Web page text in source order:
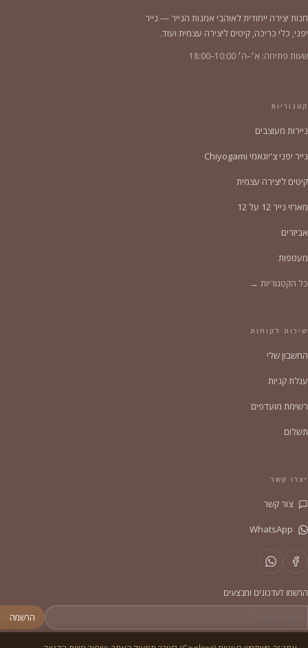
חנות יצירה ייחודית לאוהבי אמנות הנייר — נייר
יפני, כלי כריכה, קיטים ליצירה עצמית ועוד.
שעות פתיחה: א׳–ה׳ 10:00–18:00
קטגוריות
ניירות מעוצבים
נייר יפני צ'יוגאמי Chiyogami
קיטים ליצירה עצמית
מארזי נייר 12 על 12
אביזרים
מעטפות
כל הקטגוריות →
שירות לקוחות
החשבון שלי
עגלת קניות
רשימת מועדפים
תשלום
יצרו קשר
צור קשר
הרשמו לעדכונים ומבצעים
הרשמה